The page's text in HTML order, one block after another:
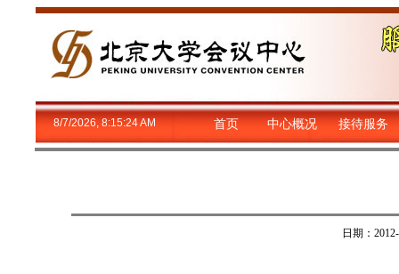
8/7/2026, 8:15:26 AM 首页 中心概况 接待服务
日期：